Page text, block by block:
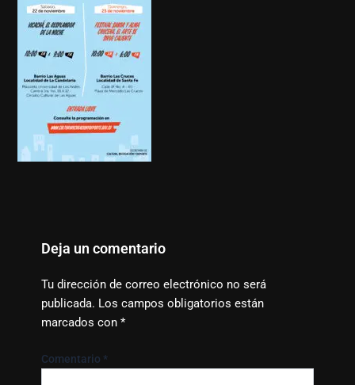
Deja un comentario
Tu dirección de correo electrónico no será
publicada. Los campos obligatorios están
marcados con *
Comentario *